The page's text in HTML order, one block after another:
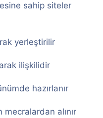
sahip siteler
yerleştirilir
ilişkilidir
hazırlanır
alınır